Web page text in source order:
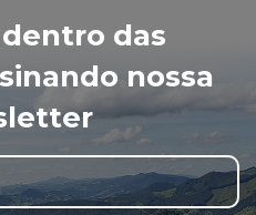
das
nossa